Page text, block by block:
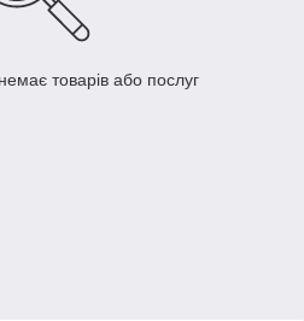
товарів або послуг